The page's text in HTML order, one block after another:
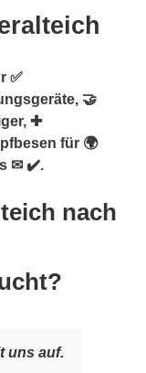
✅
🤝
✚
für 🌍
✉ ✔️.
nach
uns auf.